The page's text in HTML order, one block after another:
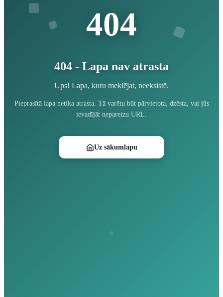
404
404 - Lapa nav atrasta
Ups! Lapa, kuru meklējat, neeksistē.
Pieprasītā lapa netika atrasta. Tā varētu būt pārvietota, dzēsta, vai jūs
ievadījāt nepareizu URL.
Uz sākumlapu